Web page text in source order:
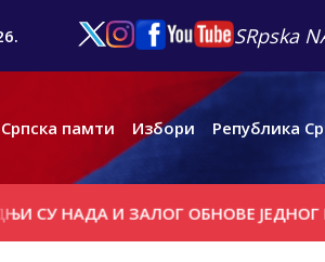
SRpska
Српска памти Избори Република
И ЗАЛОГ ОБНОВЕ ЈЕДНОГ НАРОДА